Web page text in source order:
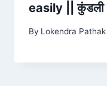
easily || कुंडली
By Lokendra Pathak